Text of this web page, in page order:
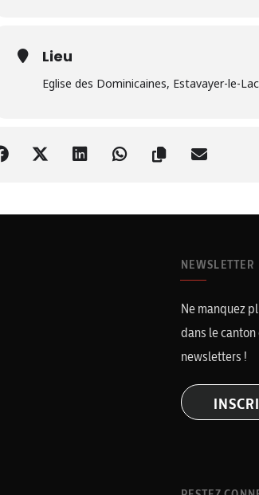
Lieu
Eglise des Dominicaines, Estavayer-le-Lac
NEWSLETTER
Ne manquez
dans le canton
newsletters !